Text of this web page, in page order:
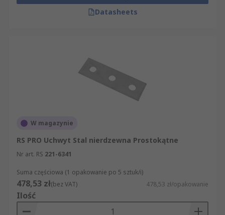
Datasheets
W magazynie
RS PRO Uchwyt Stal nierdzewna Prostokątne
Nr art. RS 221-6341
Suma częściowa (1 opakowanie po 5 sztuk/i)
478,53 zł(bez VAT) 478,53 zł/opakowanie
Ilość